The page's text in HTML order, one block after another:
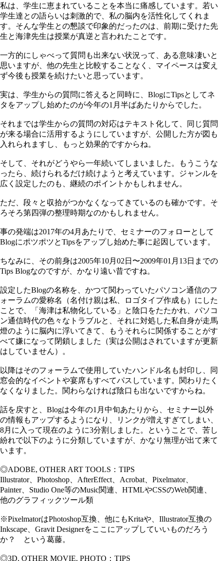
私は、学生に恵まれていることを本当に痛感しています。若い
学生達との語らいは刺激的で、私の脳内を活性化してくれま
す。そんな学生との懇談で印象的だったのは、前期に受けた先
生と海津先生は授業が真逆と言われたことです。
一方的にしゃべって質問も出来ない状況って、ある意味凄いと
思いますが、他の先生と比較することなく、マイペースは変え
ず今後も授業を続けたいと思っています。
実は、学生からの質問に答えると同時に、BlogにTipsとしてネ
タをアップし始めたのが今年の1月半ばあたりからでした。
それまでは学生からの質問の対応はテキスト化して、同じ質問
が来る場合に活用するようにしていますが、公開した方が図も
入れられますし、もっと効果的ですからね。
そして、それがどうやら一年続いてしまいました。もうこうな
ったら、続けられるだけ続けようと考えています。ジャンルを
広く設定したのも、継続のポイントかもしれません。
ただ、段々と収拾がつかなくなってきているのも確かです。そ
ろそろ第四弾の整理時期なのかもしれません。
事の発端は2017年の4月あたりで、セミナーのフォローとして
BlogにポツポツとTipsをアップし始めた事に起因しています。
ちなみに、その前身は2005年10月02日〜2009年01月13日までの
Tips Blogなのですが、かなり遠い昔ですね。
設定したBlogの名称を、かつて関わっていたパソコン通信のフ
ォーラムの愛称名（名付け親は私、ロゴタイプ作成も）にした
ことで、「海津は私物化している」と陰口をたたかれ、パソコ
ン通信時代の色々なトラブルと、それに対処した私自身が走馬
燈のように脳内に浮いてきて、もうそれらに関係することがす
べて嫌になって閉鎖しました（実は公開はされていますが更新
はしていません）。
以降はそのフォーラムで使用していたハンドル名も封印し、同
窓会的なイベントや宴席もすべてパスしています。関わりたく
なくなりました。関わらなければ陰口も出ないですからね。
話を戻すと、Blogは今年の1月中旬あたりから、セミナー以外
の情報もアップするようになり、リンクが増えすぎてしまい、
8月に入って現在のように3分割しました。ということで、苦し
紛れで以下のように分類していますが、かなり無理が出て来て
います。
◎ADOBE, OTHER ART TOOLS：TIPS
Illustrator、Photoshop、AfterEffect、Acrobat、Pixelmator、
Painter、Studio One等のMusic関連、HTMLやCSSのWeb関連、
他のグラフィックツール類
※PixelmatorはPhotoshop互換、他にもKritaや、Illustrator互換の
Inkscape、Gravit Designerをここにアップしていいものだろう
か？ という葛藤。
◎3D, OTHER MOVIE, PHOTO：TIPS